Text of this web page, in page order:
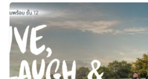
เรือนงาม นักเรียนชั้น 6 โรงเรี